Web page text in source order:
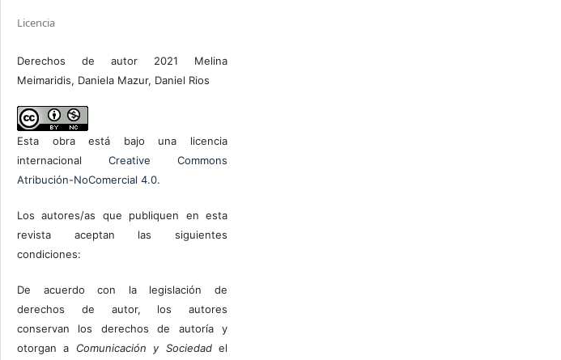
Licencia
Derechos de autor 2021 Melina
Meimaridis, Daniela Mazur, Daniel Rios
Esta obra está bajo una licencia
internacional Creative Commons
Atribución-NoComercial 4.0.
Los autores/as que publiquen en esta
revista aceptan las siguientes
condiciones:
De acuerdo con la legislación de
derechos de autor, los autores
conservan los derechos de autoría y
otorgan a Comunicación y Sociedadel